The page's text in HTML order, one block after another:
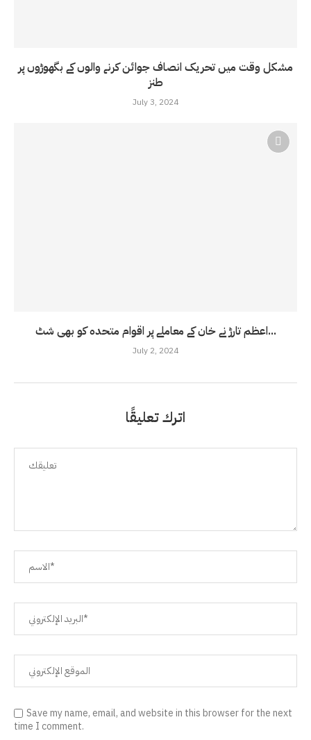
مشکل وقت میں تحریک انصاف جوائن کرنے والوں کے بگھوڑوں پر
طنز
July 3, 2024
اعظم تارڑ نے خان کے معاملے پر اقوام متحدہ کو بھی شٹ...
July 2, 2024
اترك تعليقًا
Save my name, email, and website in this browser for the next
time I comment.